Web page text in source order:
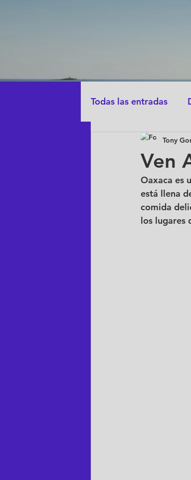
Todas las entradas
Consejos de viaje
Tips para viajar
Ven
Tony
Oaxaca es
está llena
comida
los lugares